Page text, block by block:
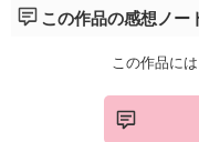
この作品の感想ノー
この作品に